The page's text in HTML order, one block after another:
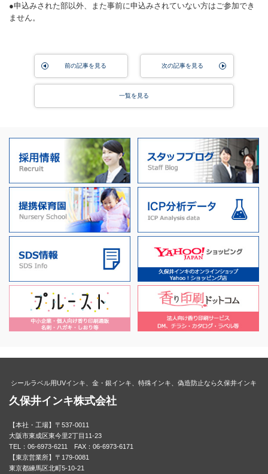
●申込みされた部以外、また事前に申込みされていない方はご参加でき
ません。
前の記事を見る 次の記事を見る
一覧を見る
シールラベル用UVインキ、金・銀インキ、特殊インキ、偽造防止なら久保井インキ
久保井インキ株式会社
【本社・工場】〒537-0011
大阪市東成区東今里2丁目11-23
TEL：06-6973-6211 FAX：06-6973-6171
【東京営業所】〒179-0081
東京都練馬区北町5-10-21